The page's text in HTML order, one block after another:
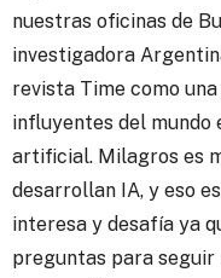
nuestras oficinas de
investigadora
revista Time como
influyentes del mundo
artificial. Milagros es
desarrollan IA, y eso
interesa y desafía ya
preguntas para seguir